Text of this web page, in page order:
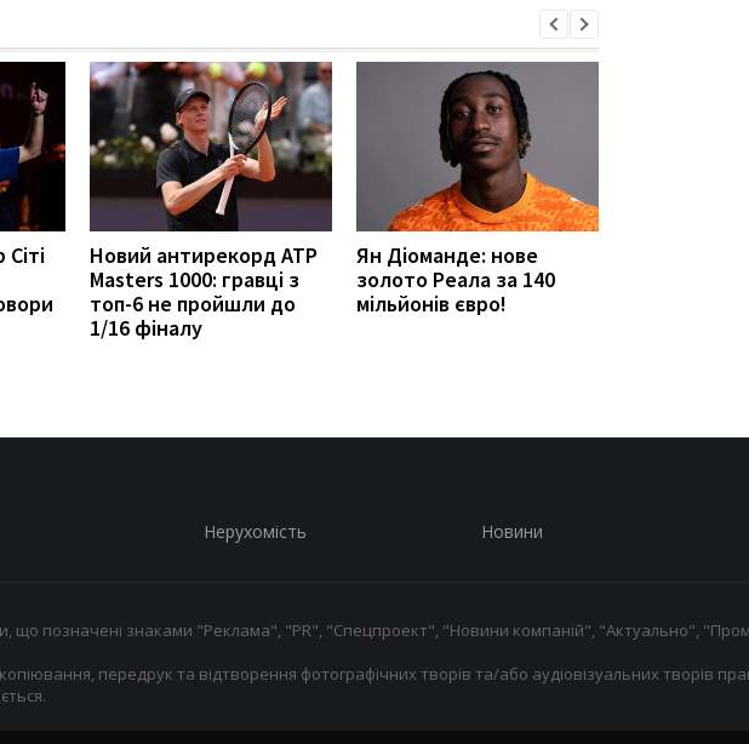
Новий антирекорд ATP
Masters 1000: гравці з
топ-6 не пройшли до
1/16 фіналу
Ян Діоманде: нове
золото Реала за 140
мільйонів євро!
Нерухомість Новини
що позначені знаками "Реклама", "PR", "Спецпроект", "Новини компаній", "Актуально",
передрук та відтворення фотографічних творів та/або аудіовізуальних творів